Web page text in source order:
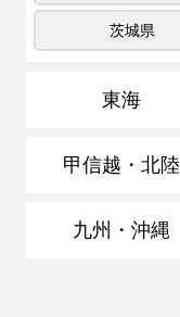
茨城県
東海
甲信越・北陸
九州・沖縄